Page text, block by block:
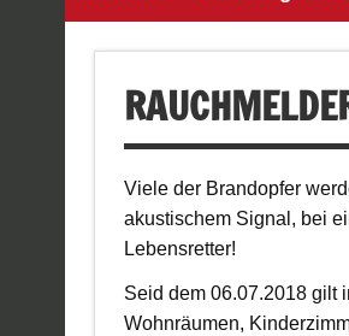
Viele der Brandopfer
akustischem Signal, bei
Lebensretter!
Seid dem 06.07.2018 gilt
Wohnräumen,